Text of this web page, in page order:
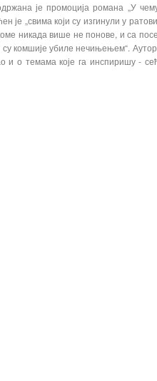
је промоција романа „У
је „свима који су изгинули у
никада више не понове, и са
комшије убиле нечињењем“. Аутор
и о темама које га инспиришу -